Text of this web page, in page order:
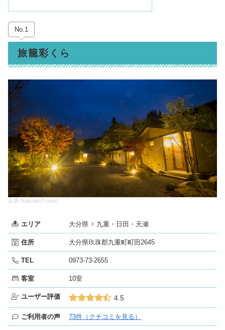
No.1
旅籠彩くら
出典:RakutenTravel
エリア 大分県 九重・日田・天瀬
住所 大分県玖珠郡九重町町田2645
TEL 0973-73-2655
客室 10室
ユーザー評価 4.5
ご利用者の声 73件（クチコミを見る）